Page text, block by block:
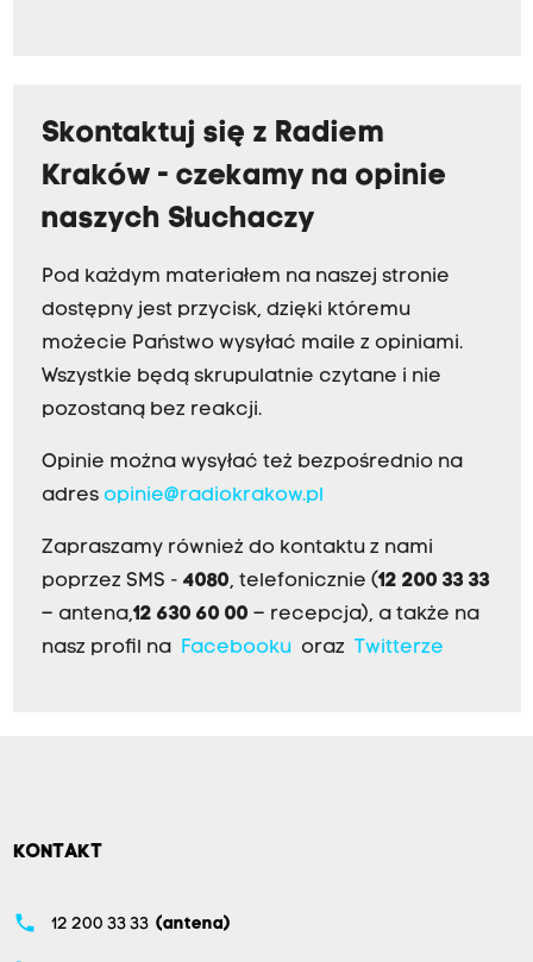
Skontaktuj się z Radiem
Kraków - czekamy na opinie
naszych Słuchaczy
Pod każdym materiałem na naszej stronie
dostępny jest przycisk, dzięki któremu
możecie Państwo wysyłać maile z opiniami.
Wszystkie będą skrupulatnie czytane i nie
pozostaną bez reakcji.
Opinie można wysyłać też bezpośrednio na
adres opinie@radiokrakow.pl
Zapraszamy również do kontaktu z nami
poprzez SMS - 4080, telefonicznie (12 200 33 33
– antena,12 630 60 00 – recepcja), a także na
nasz profil na Facebookuoraz Twitterze
KONTAKT
phone 12 200 33 33 (antena)